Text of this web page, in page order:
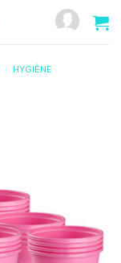
/ HYGIÈNE